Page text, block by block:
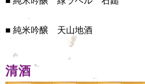
■ 純米吟醸 天山地酒
清酒